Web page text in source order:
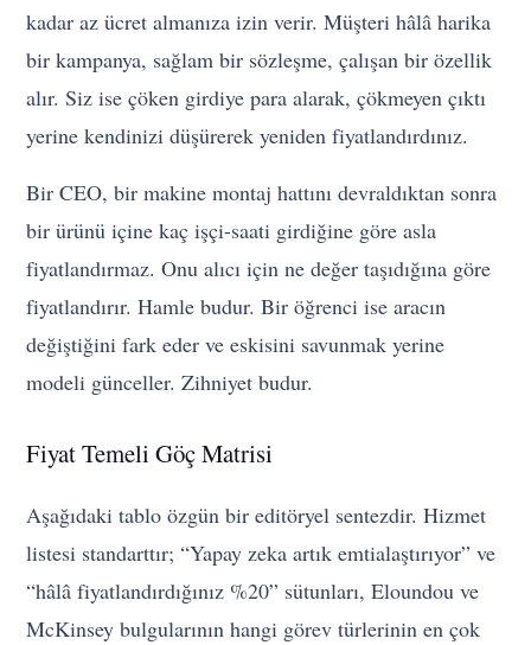
kadar az ücret almanıza izin verir. Müşteri hâlâ harika
bir kampanya, sağlam bir sözleşme, çalışan bir özellik
alır. Siz ise çöken girdiye para alarak, çökmeyen çıktı
yerine kendinizi düşürerek yeniden fiyatlandırdınız.
Bir CEO, bir makine montaj hattını devraldıktan sonra
bir ürünü içine kaç işçi-saati girdiğine göre asla
fiyatlandırmaz. Onu alıcı için ne değer taşıdığına göre
fiyatlandırır. Hamle budur. Bir öğrenci ise aracın
değiştiğini fark eder ve eskisini savunmak yerine
modeli günceller. Zihniyet budur.
Fiyat Temeli Göç Matrisi
Aşağıdaki tablo özgün bir editöryel sentezdir. Hizmet
listesi standarttır; “Yapay zeka artık emtialaştırıyor” ve
“hâlâ fiyatlandırdığınız %20” sütunları, Eloundou ve
McKinsey bulgularının hangi görev türlerinin en çok